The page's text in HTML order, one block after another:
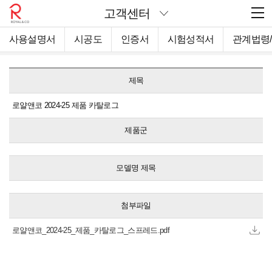
고객센터
사용설명서 시공도 인증서 시험성적서 관계법령
제목
로얄앤코 2024-25 제품 카탈로그
제품군
모델명 제목
첨부파일
로얄앤코_2024-25_제품_카탈로그_스프레드.pdf